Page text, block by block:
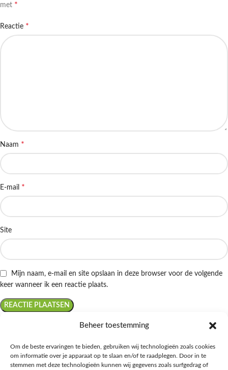
Beheer toestemming
Om de beste ervaringen te bieden, gebruiken wij technologieën zoals cookies
om informatie over je apparaat op te slaan en/of te raadplegen. Door in te
stemmen met deze technologieën kunnen wij gegevens zoals surfgedrag of
met *
Reactie *
Naam *
E-mail *
Site
Mijn naam, e-mail en site opslaan in deze browser voor de volgende
keer wanneer ik een reactie plaats.
Ontdek de beste keto-vriendelijke keuzes van Albert Heijn, verrijk je